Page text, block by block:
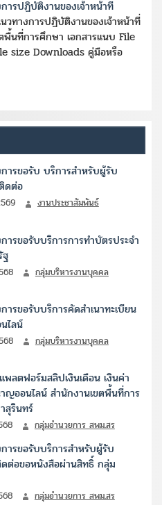
ารปฏิบัติงานของเจ้าหน้าที่
วทางการปฏิบัติงานของเจ้าหน้าที่
พื้นที่การศึกษา เอกสารแนบ File
size Downloads คู่มือหรือ
ารขอรับ บริการสำหรับผู้รับ
ดต่อ
งานประชาสัมพันธ์
ารขอรับบริการการทำบัตรประจำ
กลุ่มบริหารงานบุคคล
ารขอรับบริการคัดสำเนาทะเบียน
ไลน์
กลุ่มบริหารงานบุคคล
พลตฟอร์มสลิปเงินเดือน เงินค่า
ญออนไลน์ สำนักงานเขตพื้นที่การ
สุรินทร์
กลุ่มอำนวยการ สพม.สร
ารขอรับบริการสำหรับผู้รับ
ต่อขอหนังสือผ่านสิทธิ์ กลุ่ม
กลุ่มอำนวยการ สพม.สร